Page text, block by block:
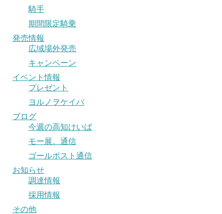
騎手
期間限定騎乗
発売情報
広域場外発売
キャンペーン
イベント情報
プレゼント
ヨルノヲケイバ
ブログ
今週の高知けいば
モー展。通信
ゴールポスト通信
お知らせ
調達情報
採用情報
その他